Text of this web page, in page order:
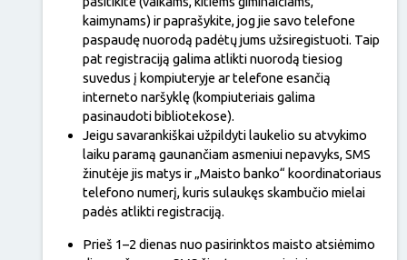
kaimynams) ir paprašykite, jog jie savo telefone
paspaudę nuorodą padėtų jums užsiregistuoti. Taip
pat registraciją galima atlikti nuorodą tiesiog
suvedus į kompiuteryje ar telefone esančią
interneto naršyklę (kompiuteriais galima
pasinaudoti bibliotekose).
Jeigu savarankiškai užpildyti laukelio su atvykimo
laiku paramą gaunančiam asmeniui nepavyks, SMS
žinutėje jis matys ir „Maisto banko“ koordinatoriaus
telefono numerį, kuris sulaukęs skambučio mielai
padės atlikti registraciją.
Prieš 1–2 dienas nuo pasirinktos maisto atsiėmimo